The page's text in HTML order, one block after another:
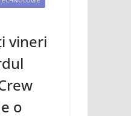
vineri
o